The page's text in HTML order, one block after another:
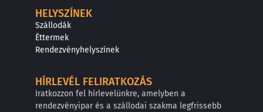
HELYSZÍNEK
Szállodák
Éttermek
Rendezvényhelyszínek
HÍRLEVÉL FELIRATKOZÁS
Iratkozzon fel hírlevelünkre, amelyben a
rendezvényipar és a szállodai szakma legfrissebb